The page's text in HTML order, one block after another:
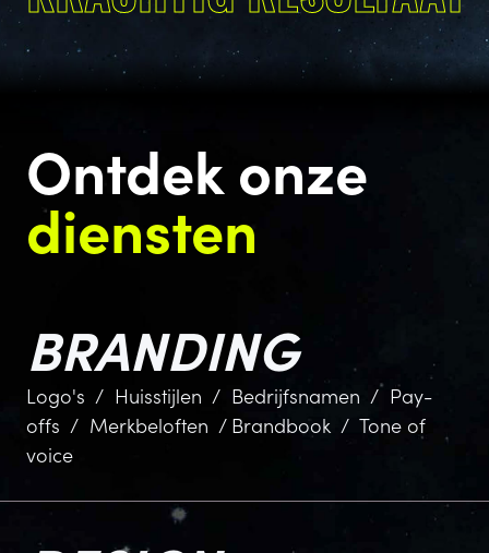
Ontdek onze
diensten
BRANDING
Logo's / Huisstijlen / Bedrijfsnamen / Pay-
offs / Merkbeloften / Brandbook / Tone of
voice